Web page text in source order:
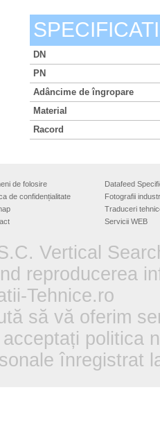
DN
PN
Adâncime de îngropare
Material
Racord
de folosire
de confidențialitate
Datafeed
Fotografii
Traduceri
Servicii WEB
Vertical
reproducerea
Tehnice.ro
să vă oferim
politica
înregistrat